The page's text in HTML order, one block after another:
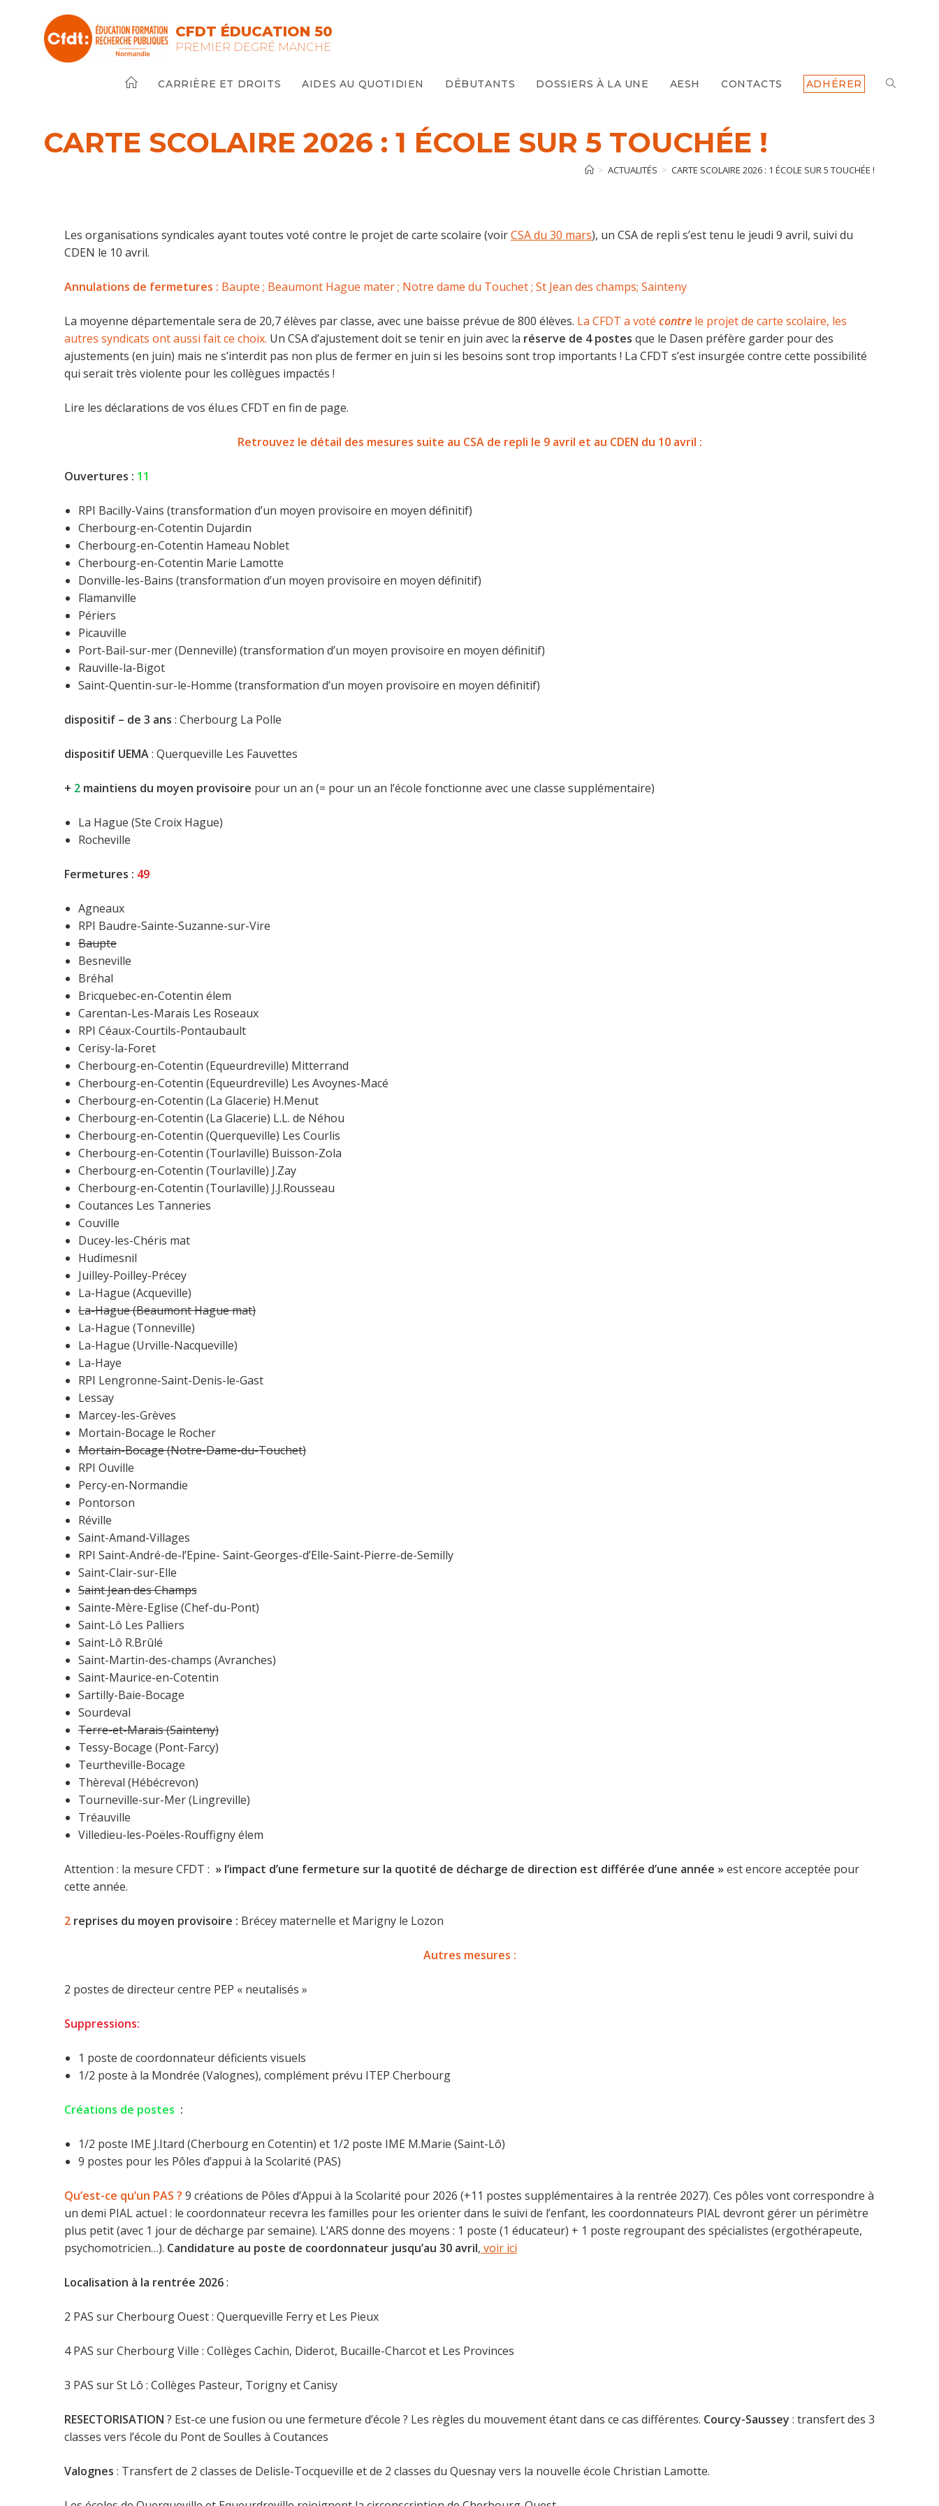
CFDT ÉDUCATION 50
PREMIER DEGRÉ MANCHE
CARRIÈRE ET DROITS AIDES AU QUOTIDIEN DÉBUTANTS DOSSIERS À LA UNE AESH CONTACTS ADHÉRER TOGGLE
CARTE SCOLAIRE 2026 : 1 ÉCOLE SUR 5 TOUCHÉE !
> ACTUALITÉS > CARTE SCOLAIRE 2026 : 1 ÉCOLE SUR 5 TOUCHÉE !
Les organisations syndicales ayant toutes voté contre le projet de carte scolaire (voirCSA du 30 mars), un CSA de repli s’est tenu le jeudi 9 avril, suivi du
CDEN le 10 avril.
Annulations de fermetures : Baupte ; Beaumont Hague mater ; Notre dame du Touchet ; St Jean des champs; Sainteny
La moyenne départementale sera de 20,7 élèves par classe, avec une baisse prévue de 800 élèves. La CFDT a voté contre le projet de carte scolaire, les
autres syndicats ont aussi fait ce choix. Un CSA d’ajustement doit se tenir en juin avec la réserve de 4 postes que le Dasen préfère garder pour des
ajustements (en juin) mais ne s’interdit pas non plus de fermer en juin si les besoins sont trop importants ! La CFDT s’est insurgée contre cette possibilité
qui serait très violente pour les collègues impactés !
Lire les déclarations de vos élu.es CFDT en fin de page.
Retrouvez le détail des mesures suite au CSA de repli le 9 avril et au CDEN du 10 avril :
Ouvertures : 11
RPI Bacilly-Vains (transformation d’un moyen provisoire en moyen définitif)
Cherbourg-en-Cotentin Dujardin
Cherbourg-en-Cotentin Hameau Noblet
Cherbourg-en-Cotentin Marie Lamotte
Donville-les-Bains (transformation d’un moyen provisoire en moyen définitif)
Flamanville
Périers
Picauville
Port-Bail-sur-mer (Denneville) (transformation d’un moyen provisoire en moyen définitif)
Rauville-la-Bigot
Saint-Quentin-sur-le-Homme (transformation d’un moyen provisoire en moyen définitif)
dispositif – de 3 ans : Cherbourg La Polle
dispositif UEMA: Querqueville Les Fauvettes
+ 2 maintiens du moyen provisoire pour un an (= pour un an l’école fonctionne avec une classe supplémentaire)
La Hague (Ste Croix Hague)
Rocheville
Fermetures : 49
Agneaux
RPI Baudre-Sainte-Suzanne-sur-Vire
Baupte
Besneville
Bréhal
Bricquebec-en-Cotentin élem
Carentan-Les-Marais Les Roseaux
RPI Céaux-Courtils-Pontaubault
Cerisy-la-Foret
Cherbourg-en-Cotentin (Equeurdreville) Mitterrand
Cherbourg-en-Cotentin (Equeurdreville) Les Avoynes-Macé
Cherbourg-en-Cotentin (La Glacerie) H.Menut
Cherbourg-en-Cotentin (La Glacerie) L.L. de Néhou
Cherbourg-en-Cotentin (Querqueville) Les Courlis
Cherbourg-en-Cotentin (Tourlaville) Buisson-Zola
Cherbourg-en-Cotentin (Tourlaville) J.Zay
Cherbourg-en-Cotentin (Tourlaville) J.J.Rousseau
Coutances Les Tanneries
Couville
Ducey-les-Chéris mat
Hudimesnil
Juilley-Poilley-Précey
La-Hague (Acqueville)
La-Hague (Beaumont Hague mat)
La-Hague (Tonneville)
La-Hague (Urville-Nacqueville)
La-Haye
RPI Lengronne-Saint-Denis-le-Gast
Lessay
Marcey-les-Grèves
Mortain-Bocage le Rocher
Mortain-Bocage (Notre-Dame-du-Touchet)
RPI Ouville
Percy-en-Normandie
Pontorson
Réville
Saint-Amand-Villages
RPI Saint-André-de-l’Epine- Saint-Georges-d’Elle-Saint-Pierre-de-Semilly
Saint-Clair-sur-Elle
Saint Jean des Champs
Sainte-Mère-Eglise (Chef-du-Pont)
Saint-Lô Les Palliers
Saint-Lô R.Brûlé
Saint-Martin-des-champs (Avranches)
Saint-Maurice-en-Cotentin
Sartilly-Baie-Bocage
Sourdeval
Terre-et-Marais (Sainteny)
Tessy-Bocage (Pont-Farcy)
Teurtheville-Bocage
Thèreval (Hébécrevon)
Tourneville-sur-Mer (Lingreville)
Tréauville
Villedieu-les-Poëles-Rouffigny élem
Attention : la mesure CFDT : » l’impact d’une fermeture sur la quotité de décharge de direction est différée d’une année »est encore acceptée pour
cette année.
2 reprises du moyen provisoire : Brécey maternelle et Marigny le Lozon
Autres mesures :
2 postes de directeur centre PEP « neutalisés »
Suppressions:
1 poste de coordonnateur déficients visuels
1/2 poste à la Mondrée (Valognes), complément prévu ITEP Cherbourg
Créations de postes :
1/2 poste IME J.Itard (Cherbourg en Cotentin) et 1/2 poste IME M.Marie (Saint-Lô)
9 postes pour les Pôles d’appui à la Scolarité (PAS)
Qu’est-ce qu’un PAS ? 9 créations de Pôles d’Appui à la Scolarité pour 2026 (+11 postes supplémentaires à la rentrée 2027). Ces pôles vont correspondre à
un demi PIAL actuel : le coordonnateur recevra les familles pour les orienter dans le suivi de l’enfant, les coordonnateurs PIAL devront gérer un périmètre
plus petit (avec 1 jour de décharge par semaine). L’ARS donne des moyens : 1 poste (1 éducateur) + 1 poste regroupant des spécialistes (ergothérapeute,
psychomotricien…). Candidature au poste de coordonnateur jusqu’au 30 avril, voir ici
Localisation à la rentrée 2026:
2 PAS sur Cherbourg Ouest : Querqueville Ferry et Les Pieux
4 PAS sur Cherbourg Ville : Collèges Cachin, Diderot, Bucaille-Charcot et Les Provinces
3 PAS sur St Lô : Collèges Pasteur, Torigny et Canisy
RESECTORISATION ? Est-ce une fusion ou une fermeture d’école ? Les règles du mouvement étant dans ce cas différentes. Courcy-Saussey : transfert des 3
classes vers l’école du Pont de Soulles à Coutances
Valognes : Transfert de 2 classes de Delisle-Tocqueville et de 2 classes du Quesnay vers la nouvelle école Christian Lamotte.